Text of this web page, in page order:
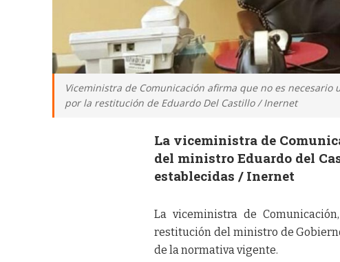
Viceministra de Comunicación afirma que no es
por la restitución de Eduardo Del Castillo / Inernet
La viceministra de
del ministro Eduardo del
establecidas / Inernet
La viceministra de
restitución del ministro de
de la normativa vigente.